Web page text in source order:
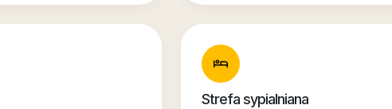
Strefa sypialniana